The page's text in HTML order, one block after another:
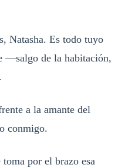
Natasha. Es todo tuyo
—salgo de la habitación,
a la amante del
conmigo.
por el brazo esa